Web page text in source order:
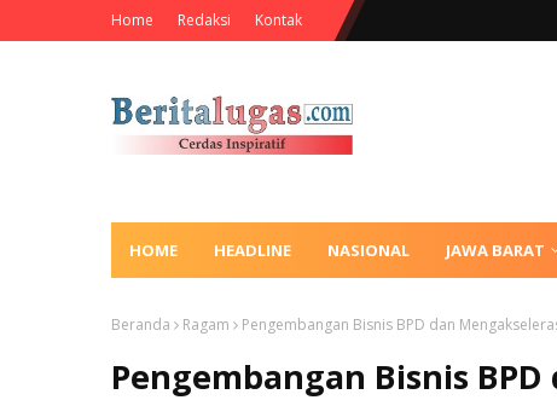
Home Redaksi Kontak
HOME HEADLINE NASIONAL JAWA BARAT
Beranda Ragam Pengembangan Bisnis BPD dan
Pengembangan Bisnis